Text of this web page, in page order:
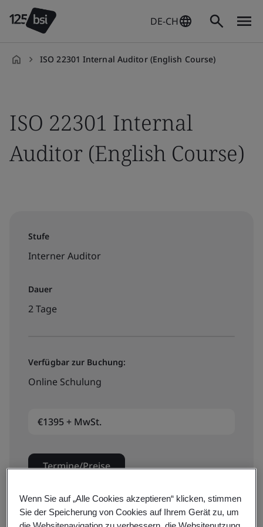
DE-CH
ISO 22301 Internal Auditor (English Course)
ISO 22301 Internal
Auditor (English Course)
Stufe
Interner Auditor
Dauer
2 Tage
Verfügbar zur Buchung:
Online Schulung
€1395 + MwSt.
Termine/Preise
Wenn Sie auf „Alle Cookies akzeptieren“ klicken, stimmen
Sie der Speicherung von Cookies auf Ihrem Gerät zu, um